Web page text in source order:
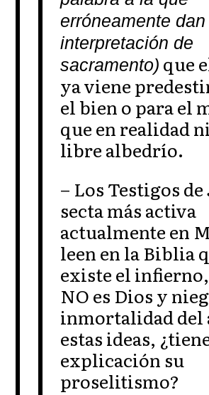
erróneamente dan
interpretación de
sacramento) que
ya viene
el bien o para el
que en realidad
libre albedrío.
– Los Testigos
secta más activa
actualmente en
leen en la Biblia
existe el
NO es Dios y
inmortalidad del
estas ideas,
explicación su
proselitismo?